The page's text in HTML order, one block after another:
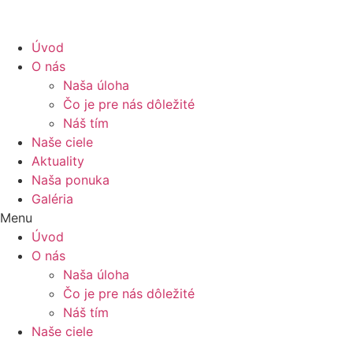
Úvod
O nás
Naša úloha
Čo je pre nás dôležité
Náš tím
Naše ciele
Aktuality
Naša ponuka
Galéria
Menu
Úvod
O nás
Naša úloha
Čo je pre nás dôležité
Náš tím
Naše ciele